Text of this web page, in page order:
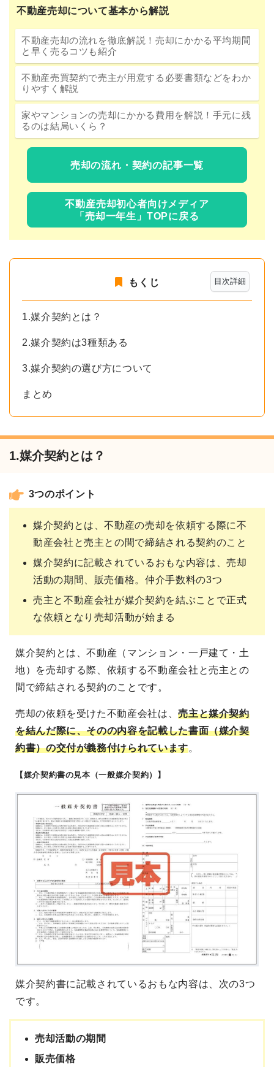
不動産売却について基本から解説
不動産売却の流れを徹底解説！売却にかかる平均期間
と早く売るコツも紹介
不動産売買契約で売主が用意する必要書類などをわか
りやすく解説
家やマンションの売却にかかる費用を解説！手元に残
るのは結局いくら？
売却の流れ・契約の記事一覧
不動産売却初心者向けメディア
「売却一年生」TOPに戻る
目次詳細
もくじ
1.媒介契約とは？
2.媒介契約は3種類ある
3.媒介契約の選び方について
まとめ
1.媒介契約とは？
3つのポイント
媒介契約とは、不動産の売却を依頼する際に不
動産会社と売主との間で締結される契約のこと
媒介契約に記載されているおもな内容は、売却
活動の期間、販売価格。仲介手数料の3つ
売主と不動産会社が媒介契約を結ぶことで正式
な依頼となり売却活動が始まる
媒介契約とは、不動産（マンション・一戸建て・土
地）を売却する際、依頼する不動産会社と売主との
間で締結される契約のことです。
売却の依頼を受けた不動産会社は、売主と媒介契約
を結んだ際に、そのの内容を記載した書面（媒介契
約書）の交付が義務付けられています。
【媒介契約書の見本（一般媒介契約）】
媒介契約書に記載されているおもな内容は、次の3つ
です。
売却活動の期間
販売価格